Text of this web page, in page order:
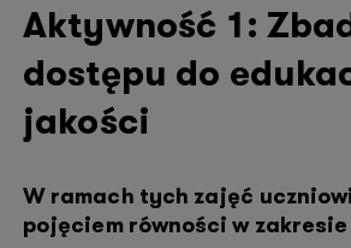
Aktywność 1:
dostępu do
jakości
W ramach tych zajęć
pojęciem równości w